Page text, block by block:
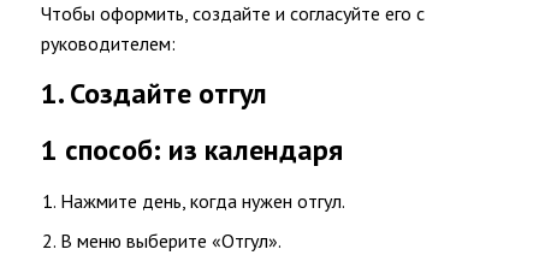
ВСЕ
Электронная
Документооборот
Чтобы оформить, создайте и согласуйте его с
руководителем:
1. Создайте отгул
1 способ: из календаря
Нажмите день, когда нужен отгул.
В меню выберите «Отгул».